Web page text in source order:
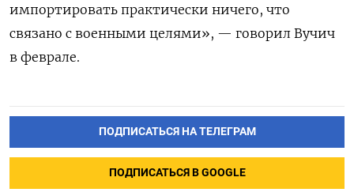
импортировать практически ничего, что
связано с военными целями», — говорил Вучич
в феврале.
ПОДПИСАТЬСЯ НА ТЕЛЕГРАМ
ПОДПИСАТЬСЯ В GOOGLE